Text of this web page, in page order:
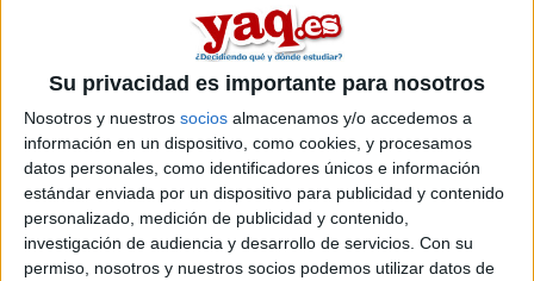
Su privacidad es importante para nosotros
Nosotros y nuestros socios almacenamos y/o accedemos a
información en un dispositivo, como cookies, y procesamos
datos personales, como identificadores únicos e información
estándar enviada por un dispositivo para publicidad y contenido
personalizado, medición de publicidad y contenido,
investigación de audiencia y desarrollo de servicios. Con su
permiso, nosotros y nuestros socios podemos utilizar datos de
Puedes iniciar sesión introduciendo tu nombre de usuario o tu
dirección de correo electrónico.
Contraseña:*
Introduce la contraseña que acompaña a tu nombre de usuario